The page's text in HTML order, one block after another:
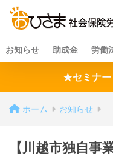
お知らせ 助成金 労働
★セミナー
ホーム お知らせ
【川越市独自事